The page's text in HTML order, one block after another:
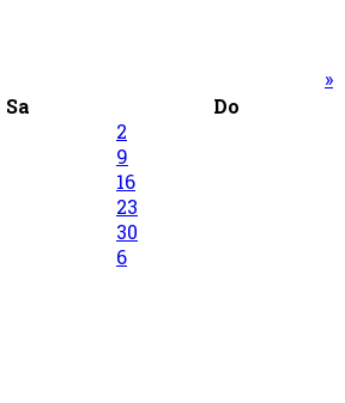
»
Sa
Do
2
9
16
23
30
6